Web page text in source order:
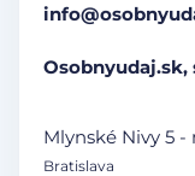
Osobnyudaj.sk,
Mlynské Nivy 5
Bratislava